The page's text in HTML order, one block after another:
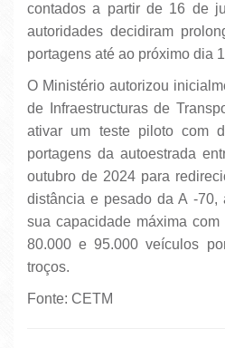
contados a partir de 16 de
autoridades decidiram
portagens até ao próximo dia
O Ministério autorizou inicialmente a Sociedad Estatal
de Infraestructuras de
ativar um teste piloto com
portagens da autoestrada
outubro de 2024 para
distância e pesado da A -70,
sua capacidade máxima
80.000 e 95.000 veículos
troços.
Fonte: CETM